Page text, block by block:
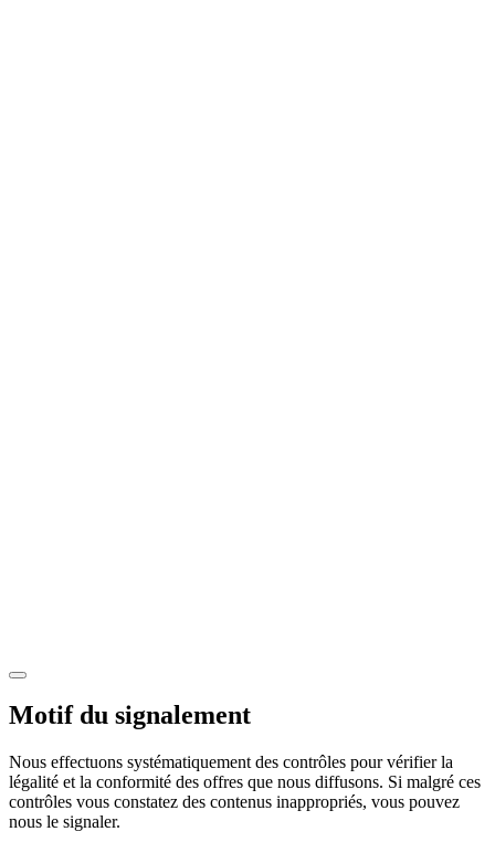
Motif du signalement
Nous effectuons systématiquement des contrôles pour vérifier la
légalité et la conformité des offres que nous diffusons. Si malgré ces
contrôles vous constatez des contenus inappropriés, vous pouvez
nous le signaler.